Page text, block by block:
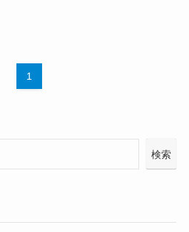
1
検索